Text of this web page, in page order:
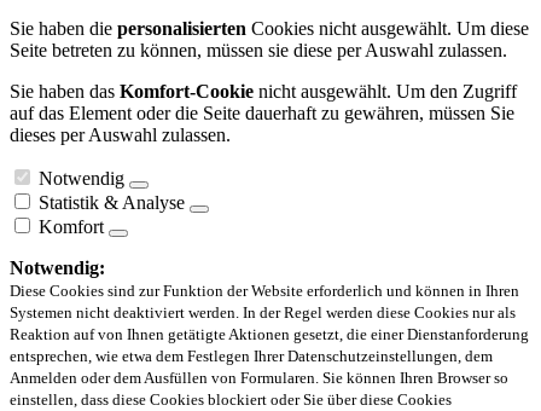
Sie haben die personalisierten Cookies nicht ausgewählt. Um diese
Seite betreten zu können, müssen sie diese per Auswahl zulassen.
Sie haben das Komfort-Cookie nicht ausgewählt. Um den Zugriff
auf das Element oder die Seite dauerhaft zu gewähren, müssen Sie
dieses per Auswahl zulassen.
Notwendig
Statistik & Analyse
Komfort
Notwendig:
Diese Cookies sind zur Funktion der Website erforderlich und können in Ihren
Systemen nicht deaktiviert werden. In der Regel werden diese Cookies nur als
Reaktion auf von Ihnen getätigte Aktionen gesetzt, die einer Dienstanforderung
entsprechen, wie etwa dem Festlegen Ihrer Datenschutzeinstellungen, dem
Anmelden oder dem Ausfüllen von Formularen. Sie können Ihren Browser so
einstellen, dass diese Cookies blockiert oder Sie über diese Cookies